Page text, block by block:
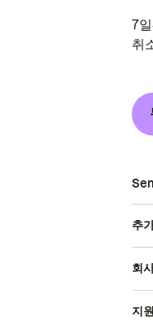
7
취
추
회
지원